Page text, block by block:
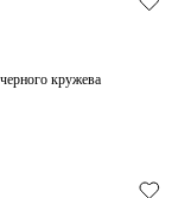
кружева